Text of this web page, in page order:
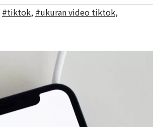
#tiktok, #ukuran video tiktok,